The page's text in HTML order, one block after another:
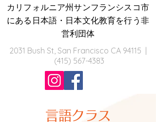
カリフォルニア州サンフランシスコ市
にある日本語・日本文化教育を行う非
営利団体
2031 Bush St, San Francisco CA 94115 |
(415) 567-4383
言語クラス